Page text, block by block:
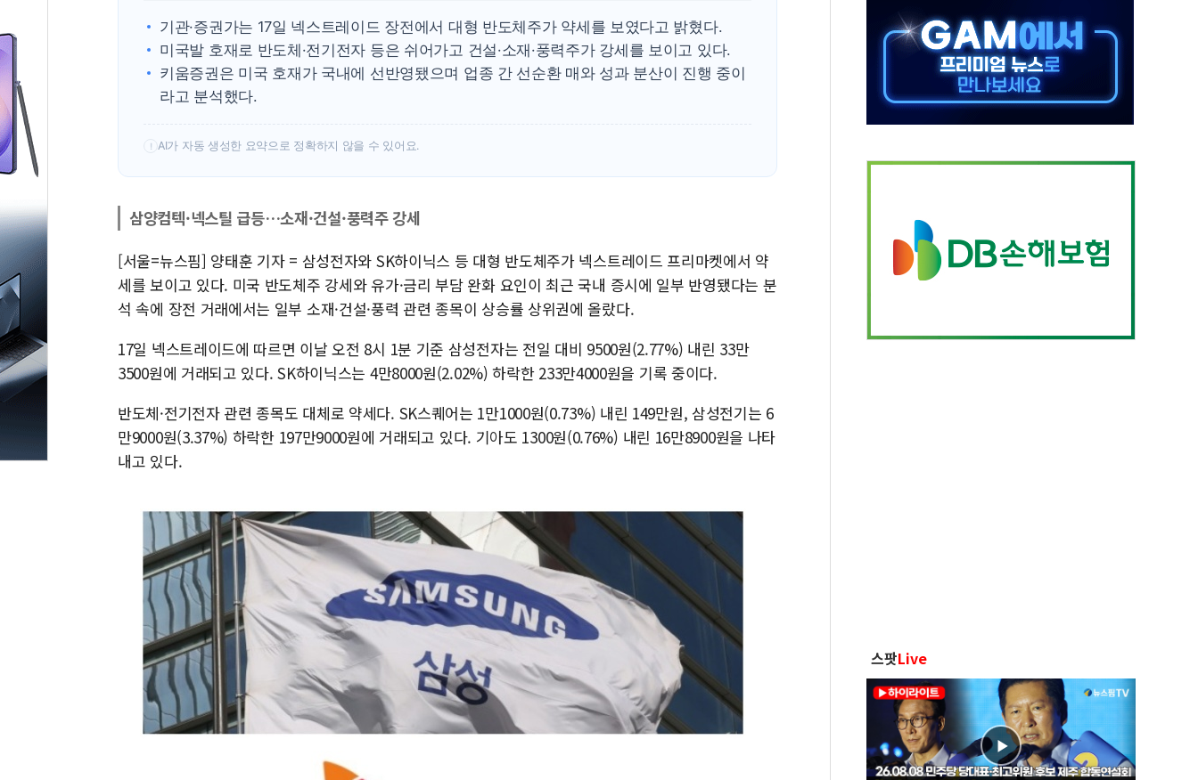
민주당, 오늘 제주·인천 경선 발표...김민석 '재역전' vs 정청래 '격차 확대'
기관·증권가는 17일 넥스트레이드 장전에서 대형 반도체주가 약세를 보였다고 밝혔다.
미국발 호재로 반도체·전기전자 등은 쉬어가고 건설·소재·풍력주가 강세를 보이고 있다.
키움증권은 미국 호재가 국내에 선반영됐으며 업종 간 선순환 매와 성과 분산이 진행 중이
라고 분석했다.
! AI가 자동 생성한 요약으로 정확하지 않을 수 있어요.
삼양컴텍·넥스틸 급등…소재·건설·풍력주 강세
[서울=뉴스핌] 양태훈 기자 = 삼성전자와 SK하이닉스 등 대형 반도체주가 넥스트레이드 프리마켓에서 약
세를 보이고 있다. 미국 반도체주 강세와 유가·금리 부담 완화 요인이 최근 국내 증시에 일부 반영됐다는 분
석 속에 장전 거래에서는 일부 소재·건설·풍력 관련 종목이 상승률 상위권에 올랐다.
17일 넥스트레이드에 따르면 이날 오전 8시 1분 기준 삼성전자는 전일 대비 9500원(2.77%) 내린 33만
3500원에 거래되고 있다. SK하이닉스는 4만8000원(2.02%) 하락한 233만4000원을 기록 중이다.
반도체·전기전자 관련 종목도 대체로 약세다. SK스퀘어는 1만1000원(0.73%) 내린 149만원, 삼성전기는 6
만9000원(3.37%) 하락한 197만9000원에 거래되고 있다. 기아도 1300원(0.76%) 내린 16만8900원을 나타
내고 있다.
스팟Live